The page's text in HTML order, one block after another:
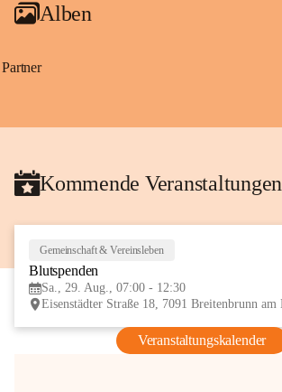
Alben
Partner
Kommende Veranstaltungen
Gemeinschaft & Vereinsleben
Blutspenden
Sa., 29. Aug., 07:00 - 12:30
Veranstaltungskalender